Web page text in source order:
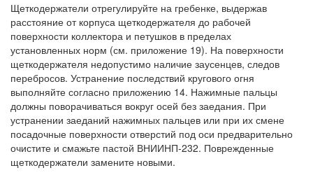
Щеткодержатели отрегулируйте на гребенке, выдержав
расстояние от корпуса щеткодержателя до рабочей
поверхности коллектора и петушков в пределах
установленных норм (см. приложение 19). На поверхности
щеткодержателя недопустимо наличие заусенцев, следов
перебросов. Устранение последствий кругового огня
выполняйте согласно приложению 14. Нажимные пальцы
должны поворачиваться вокруг осей без заедания. При
устранении заеданий нажимных пальцев или при их смене
посадочные поверхности отверстий под оси предварительно
очистите и смажьте пастой ВНИИНП-232. Поврежденные
щеткодержатели замените новыми.